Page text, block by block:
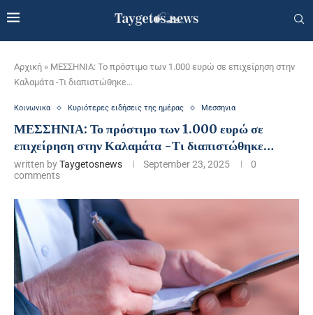
Αρχική » ΜΕΣΣΗΝΙΑ: Το πρόστιμο των 1.000 ευρώ σε επιχείρηση στην
Καλαμάτα -Τι διαπιστώθηκε…
Κοινωνικα Κυριότερες ειδήσεις της ημέρας Μεσσηνια
ΜΕΣΣΗΝΙΑ: Το πρόστιμο των 1.000 ευρώ σε
επιχείρηση στην Καλαμάτα -Τι διαπιστώθηκε…
written byTaygetosnews September 23, 2025
0
comments